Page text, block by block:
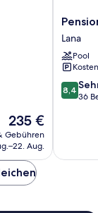
Der
Preis
beträgt
235 €
Gebühren
Aug.
Pension
Kofler
Lana
Lana
Pool
8.4
von
8,4
36